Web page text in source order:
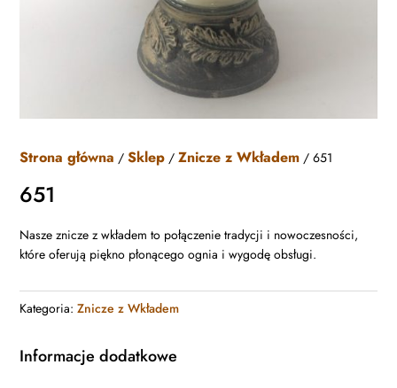
Strona główna /Sklep /Znicze z Wkładem / 651
651
Nasze znicze z wkładem to połączenie tradycji i nowoczesności,
które oferują piękno płonącego ognia i wygodę obsługi.
Kategoria:Znicze z Wkładem
Informacje dodatkowe